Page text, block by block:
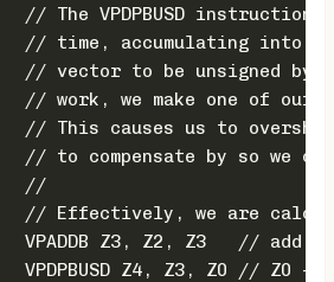
// The VPDPBUSD instruction
// time, accumulating into
// vector to be unsigned
// work, we make one of our
// This causes us to
// to compensate by so we
	//
// Effectively, we are
VPADDB Z3, Z2, Z3   // add
VPDPBUSD Z4, Z3, Z0 // Z0 +=